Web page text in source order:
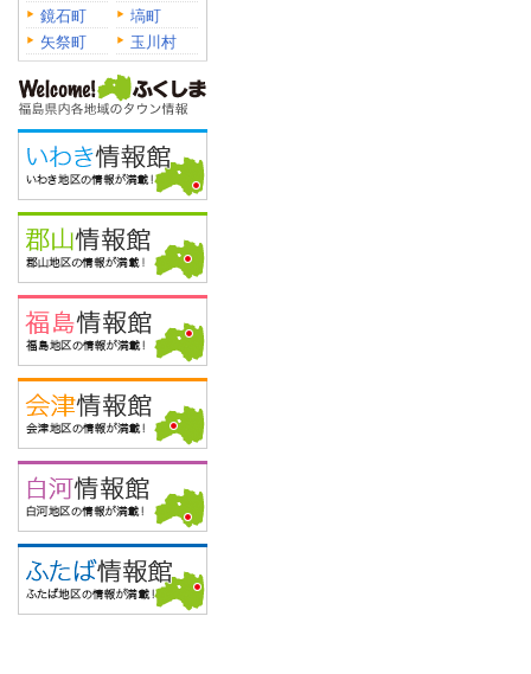
鏡石町
塙町
矢祭町
玉川村